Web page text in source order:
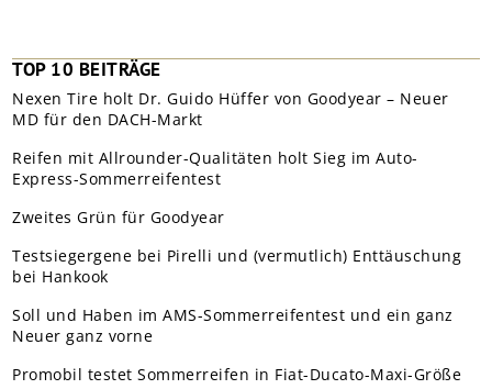
TOP 10 BEITRÄGE
Nexen Tire holt Dr. Guido Hüffer von Goodyear – Neuer
MD für den DACH-Markt
Reifen mit Allrounder-Qualitäten holt Sieg im Auto-
Express-Sommerreifentest
Zweites Grün für Goodyear
Testsiegergene bei Pirelli und (vermutlich) Enttäuschung
bei Hankook
Soll und Haben im AMS-Sommerreifentest und ein ganz
Neuer ganz vorne
Promobil testet Sommerreifen in Fiat-Ducato-Maxi-Größe